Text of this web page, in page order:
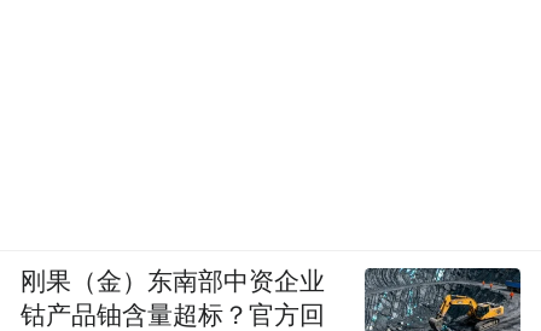
刚果（金）东南部中资企业
钴产品铀含量超标？官方回